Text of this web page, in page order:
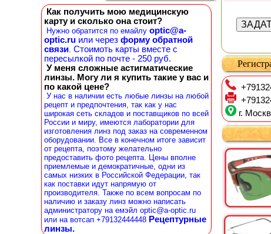
Как получить мою медицинскую
карту и сколько она стоит?
Нужно обратится по емайлу optic@a-
optic.ru или через форму обратной
связи. Стоимоть карты вместе с
пересылкой по почте - 250 руб.
У меня сложные астигматические
линзы. Могу ли я купить такие у вас и
по какой цене?
У нас в наличии есть любые линзы на любой
рецепт и предпочтения, так как у нас
широкая сеть складов и поставщиков по всей
России и миру, имеются лаборатории для
изготовления линз под заказ на современном
оборудовании. Все в конечном итоге зависит
от рецепта, поэтому желательно
предоставить фото рецепта. Цены вполне
приемлемые и демократичные, одни из
самых низких в Российской Федерации, так
как поставки идут напрямую от
производителя. Также по всем вопросам по
наличию и заказу линз можно написать
администратору на емэйл optic@a-optic.ru
или на вотсап +79132444448 Рецептурные
линзы.
г.